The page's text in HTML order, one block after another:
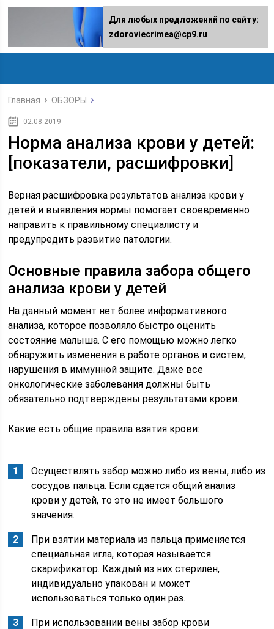
Главная ОБЗОРЫ
02.08.2019
Норма анализа крови у детей:
[показатели, расшифровки]
Верная расшифровка результатов анализа крови у
детей и выявления нормы помогает своевременно
направить к правильному специалисту и
предупредить развитие патологии.
Основные правила забора общего
анализа крови у детей
На данный момент нет более информативного
анализа, которое позволяло быстро оценить
состояние малыша. С его помощью можно легко
обнаружить изменения в работе органов и систем,
нарушения в иммунной защите. Даже все
онкологические заболевания должны быть
обязательно подтверждены результатами крови.
Какие есть общие правила взятия крови:
Осуществлять забор можно либо из вены, либо из
сосудов пальца. Если сдается общий анализ
крови у детей, то это не имеет большого
значения.
При взятии материала из пальца применяется
специальная игла, которая называется
скарификатор. Каждый из них стерилен,
индивидуально упакован и может
использоваться только один раз.
При использовании вены забор крови
Для любых предложений по сайту:
zdoroviecrimea@cp9.ru